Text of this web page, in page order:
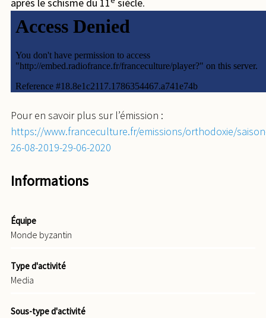
après le schisme du 11
siècle.
Pour en savoir plus sur l’émission :
https://www.franceculture.fr/emissions/orthodoxie/
26-08-2019-29-06-2020
Informations
Équipe
Monde byzantin
Type d'activité
Media
Sous-type d'activité